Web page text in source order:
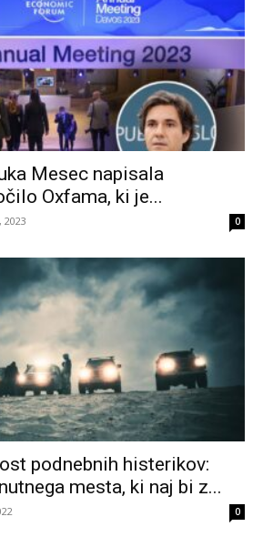
Mesec napisala
Oxfama, ki je...
2023 0
podnebnih histerikov:
mesta, ki naj bi z...
0